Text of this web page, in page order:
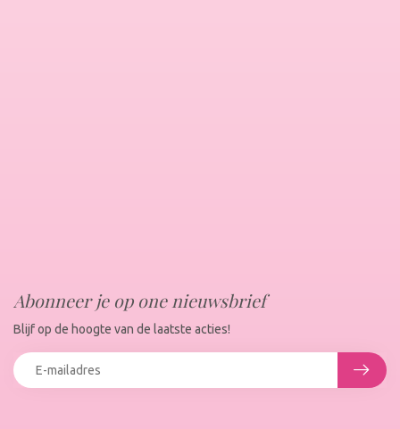
Abonneer je op one nieuwsbrief
Blijf op de hoogte van de laatste acties!